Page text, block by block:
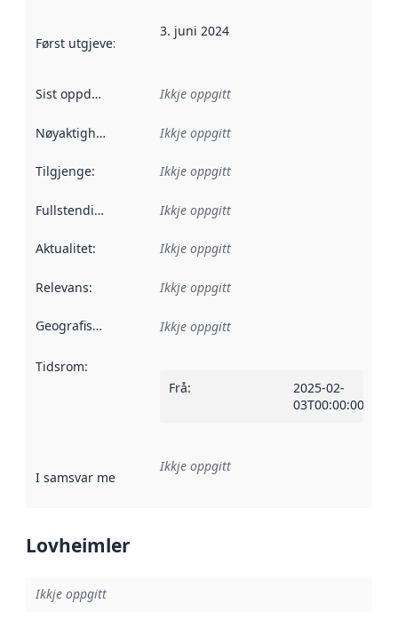
Først utgjeve: Denne datoen seier når dataa i dette
3. juni 2024
Sist oppdatert Ikkje oppgitt
Nøyaktigheit Ikkje oppgitt
Tilgjenge: Ikkje oppgitt
Fullstendigheit Ikkje oppgitt
Aktualitet: Ikkje oppgitt
Relevans: Ikkje oppgitt
Geografisk område Ikkje oppgitt
Tidsrom:
Frå:
2025-02-
03T00:00:00Z
I samsvar med Referanse til ei implementeringsregel eller
Ikkje oppgitt
Lovheimler
Ikkje oppgitt